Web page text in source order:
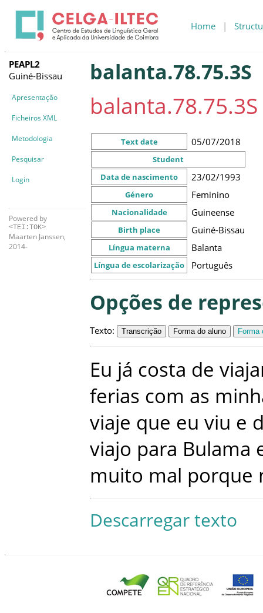
Home |
PEAPL2
Guiné-Bissau
Apresentação
Ficheiros XML
Metodologia
Pesquisar
Login
Powered by
<TEI:TOK>
Maarten Janssen,
2014-
balanta.78.75.3S
balanta.78.75.3S
Text date 05/07/2018
Student
Data de nascimento
23/02/1993
Género Feminino
Nacionalidade Guineense
Birth place Guiné-Bissau
Língua materna Balanta
Língua de escolarização Português
Opções de
Texto: Transcrição Forma do aluno Forma
Eu já costa de
ferias com as
viaje que eu viu e
viajo para Bulama
muito mal porque
Descarregar texto